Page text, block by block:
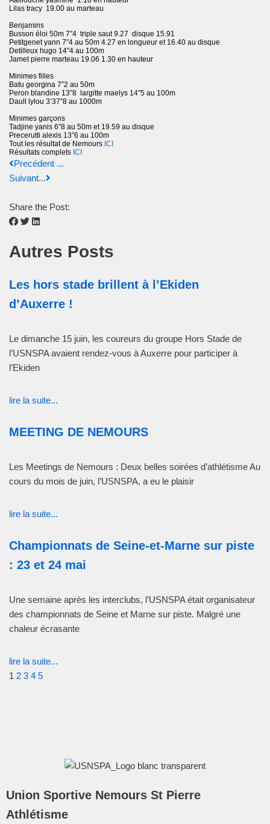
Lilas tracy 19.00 au marteau
Benjamins
Busson éloi 50m 7″4 triple saut 9.27 disque 15.91
Petitgenet yann 7″4 au 50m 4.27 en longueur et 16.40 au disque
Detilleux hugo 14″4 au 100m
Jamet pierre marteau 19.06 1.30 en hauteur
Minimes filles
Batu georgina 7″2 au 50m
Peron blandine 13″8 largitte maelys 14″5 au 100m
Daull lylou 3’37″8 au 1000m
Minimes garçons
Tadjine yanis 6″8 au 50m et 19.59 au disque
Precerutti alexis 13″6 au 100m
Tout les résultat de Nemours ICI
Résultats complets ICI
Precédent ...
Suivant...
Share the Post:
Autres Posts
Les hors stade brillent à l’Ekiden
d’Auxerre !
Le dimanche 15 juin, les coureurs du groupe Hors Stade de
l’USNSPA avaient rendez-vous à Auxerre pour participer à
l’Ekiden
lire la suite...
MEETING DE NEMOURS
Les Meetings de Nemours : Deux belles soirées d’athlétisme Au
cours du mois de juin, l’USNSPA, a eu le plaisir
lire la suite...
Championnats de Seine-et-Marne sur piste
: 23 et 24 mai
Une semaine après les interclubs, l’USNSPA était organisateur
des championnats de Seine et Marne sur piste. Malgré une
chaleur écrasante
lire la suite...
1 2 3 4 5
Union Sportive Nemours St Pierre
Athlétisme